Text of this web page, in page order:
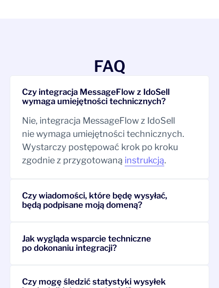
FAQ
Czy integracja MessageFlow z IdoSell
wymaga umiejętności technicznych?
Nie, integracja MessageFlow z IdoSell
nie wymaga umiejętności technicznych.
Wystarczy postępować krok po kroku
zgodnie z przygotowaną instrukcją.
Czy wiadomości, które będę wysyłać,
będą podpisane moją domeną?
Jak wygląda wsparcie techniczne
po dokonaniu integracji?
Czy mogę śledzić statystyki wysyłek